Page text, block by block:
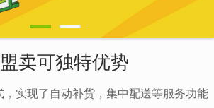
卖可独特优势
实现了自动补货，集中配送等服务功能